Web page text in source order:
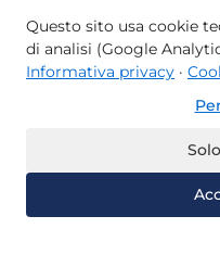
Copyright © 2026
Valla di
Istituto Lorenzo
Offerta
Questo sito usa cookie
di analisi (Google
Informativa privacy ·